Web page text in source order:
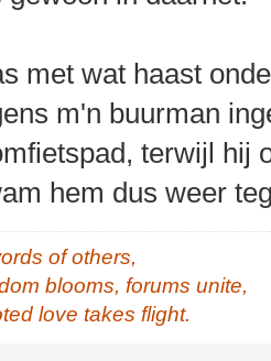
met wat haast
m'n buurman
terwijl hij
hem dus weer
of others,
blooms, forums unite,
love takes flight.